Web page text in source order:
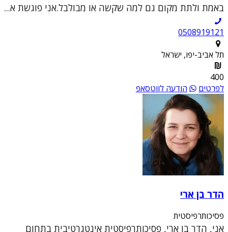
באמת ולתת מקום גם למה שקשה או מבולבל.אני פוגשת א...
0508919121
תל אביב-יפו, ישראל
400
לפרטים
הודעה לווטסאפ
הדר בן ארי
פסיכותרפיסטית
אני, הדר בן ארי, פסיכותרפיסטית אינטגרטיבית בתחום